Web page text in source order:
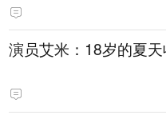
演员艾米：18岁的夏